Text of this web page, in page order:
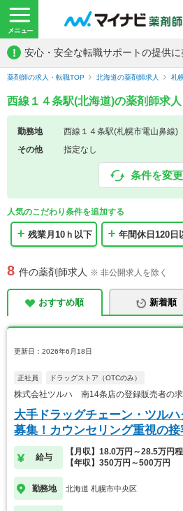
! 安心・安全な転職サポートの提供に
薬剤師の求人・転職TOP 北海道の薬剤師求人 札
西線１４条駅(北海道)の薬剤師求
勤務地
西線１４条駅(札幌市電山鼻線)
その他
指定なし
条件を変
人気のこだわり条件を追加する
残業月10ｈ以下 年間休日120日
8 件の薬剤師求人 ※ 非公開求人を除く
おすすめ順 新着順
更新日：2026年6月18日
正社員 ドラッグストア（OTCのみ）
株式会社ツルハ 南14条店の登録販売者の求
大手ドラッグチェーン・ツル
募集！カウンセリング重視の
給与
【月収】18.0万円～28.5万円
【年収】350万円～500万円
勤務地 北海道 札幌市中央区